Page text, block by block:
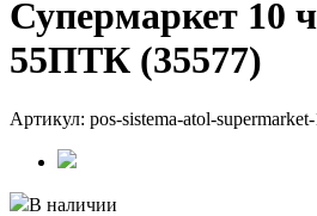
Супермаркет 10
55ПТК (35577)
Артикул: pos-sistema-atol-
В наличии